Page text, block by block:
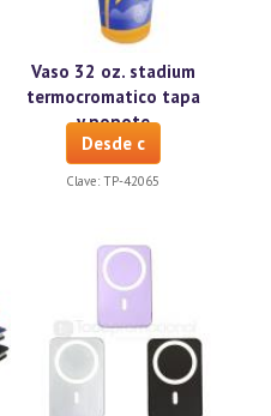
Vaso 32 oz. stadium
termocromatico tapa
y popote
Desde c
Clave: TP-42065